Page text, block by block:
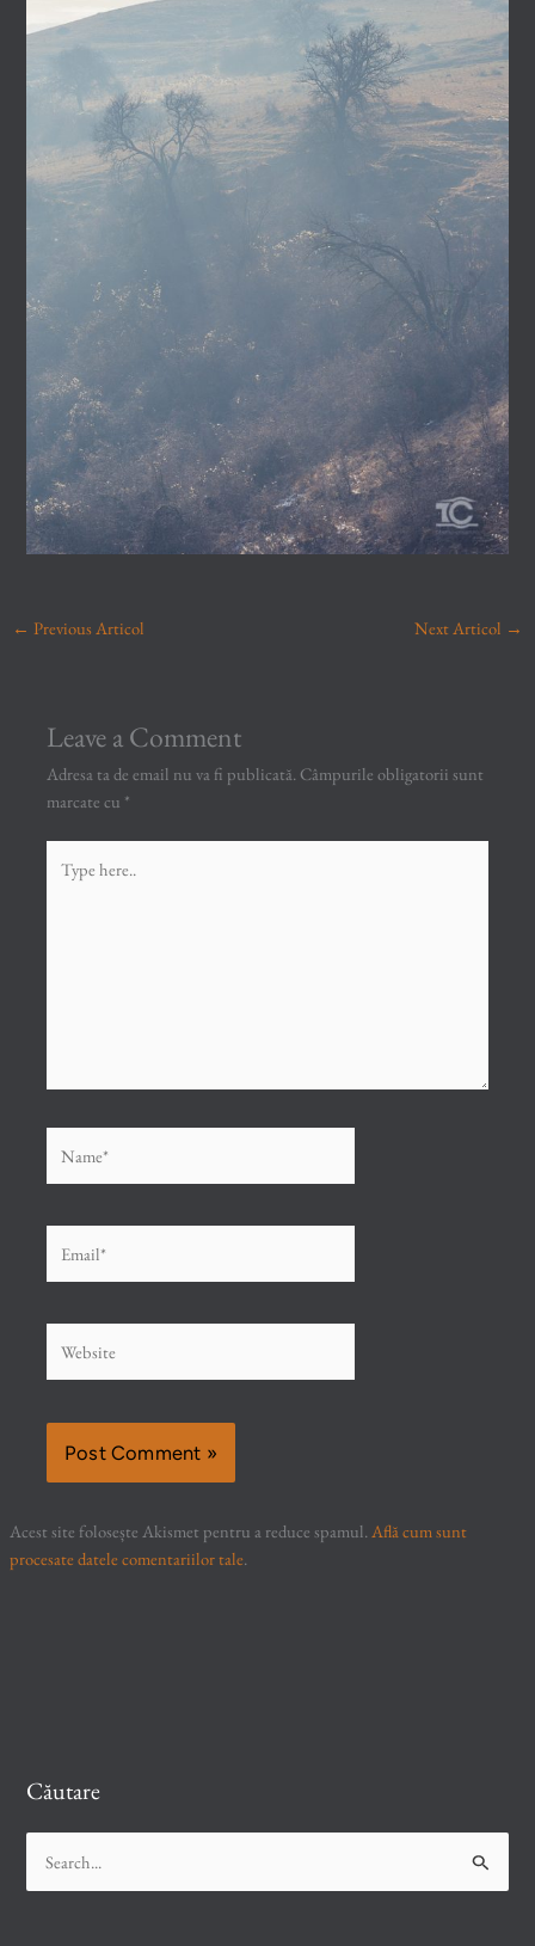
← Previous Articol Next Articol →
Leave a Comment
Adresa ta de email nu va fi publicată. Câmpurile obligatorii sunt
marcate cu *
here..
Acest site folosește Akismet pentru a reduce spamul.Află cum sunt
procesate datele comentariilor tale.
Căutare